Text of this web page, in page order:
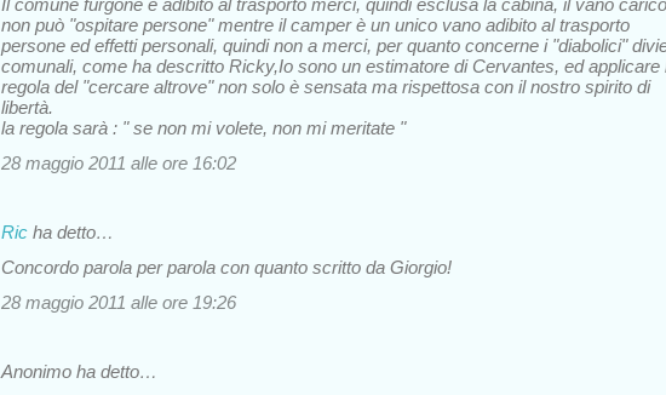
Il comune furgone è adibito al trasporto merci, quindi esclusa la cabina, il vano carico
non può "ospitare persone" mentre il camper è un unico vano adibito al trasporto
persone ed effetti personali, quindi non a merci, per quanto concerne i "diabolici"
comunali, come ha descritto Ricky,Io sono un estimatore di Cervantes, ed applicare
regola del "cercare altrove" non solo è sensata ma rispettosa con il nostro spirito di
libertà.
la regola sarà : " se non mi volete, non mi meritate "
28 maggio 2011 alle ore 16:02
Ric ha detto…
Concordo parola per parola con quanto scritto da Giorgio!
28 maggio 2011 alle ore 19:26
Anonimo ha detto…